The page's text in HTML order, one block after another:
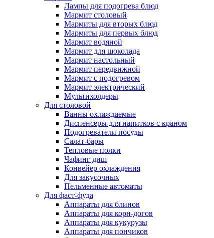
Лампы для подогрева блюд
Мармит столовый
Мармиты для вторых блюд
Мармиты для первых блюд
Мармит водяной
Мармит для шоколада
Мармит настольный
Мармит передвижной
Мармит с подогревом
Мармит электрический
Мультихолдеры
Для столовой
Ванны охлаждаемые
Диспенсеры для напитков с краном
Подогреватели посуды
Салат-бары
Тепловые полки
Чафинг диш
Конвейер охлаждения
Для закусочных
Пельменные автоматы
Для фаст-фуда
Аппараты для блинов
Аппараты для корн-догов
Аппараты для кукурузы
Аппараты для пончиков